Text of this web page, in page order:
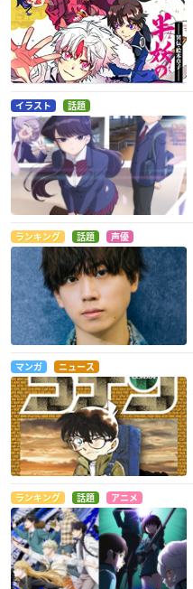
イラスト 話題
ランキング 話題 声優
マンガ ニュース
ランキング 話題 アニメ